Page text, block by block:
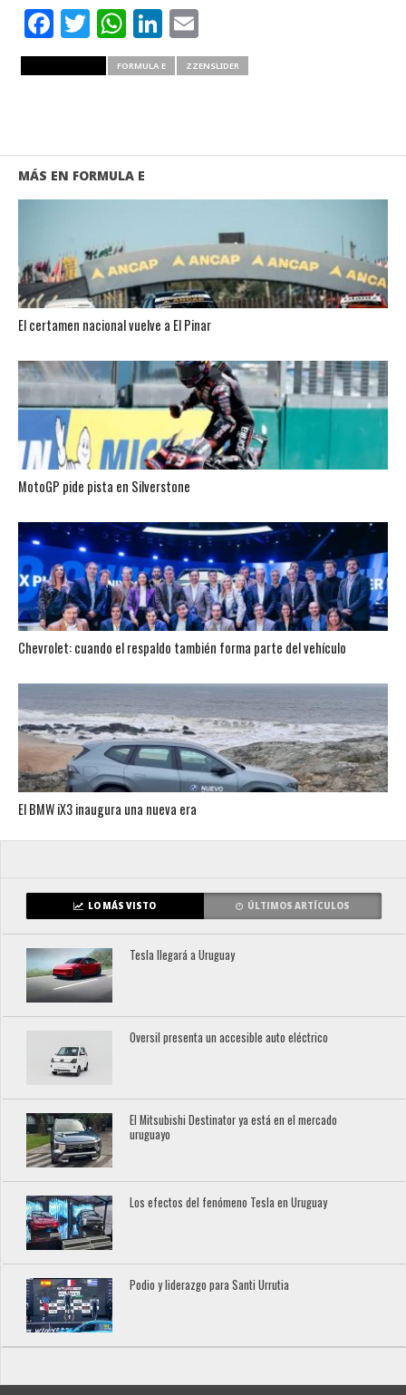
Facebook
Twitter
WhatsApp
LinkedIn
Email
FORMULA E ZZENSLIDER
MÁS EN FORMULA E
El certamen nacional vuelve a El Pinar
MotoGP pide pista en Silverstone
Chevrolet: cuando el respaldo también forma parte del vehículo
El BMW iX3 inaugura una nueva era
LO MÁS VISTO ÚLTIMOS ARTÍCULOS
Tesla llegará a Uruguay
Oversil presenta un accesible auto eléctrico
El Mitsubishi Destinator ya está en el mercado
uruguayo
Los efectos del fenómeno Tesla en Uruguay
Podio y liderazgo para Santi Urrutia